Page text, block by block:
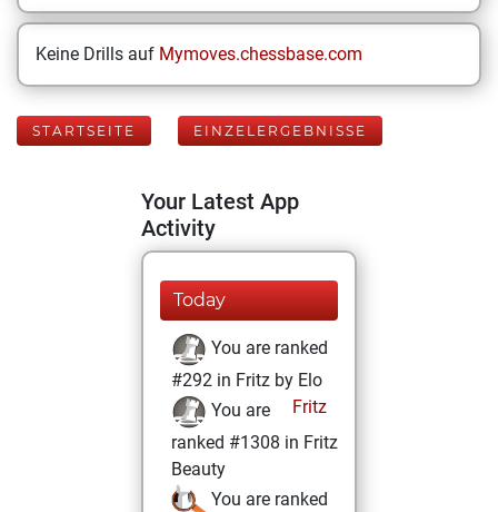
Keine Drills auf Mymoves.chessbase.com
STARTSEITE EINZELERGEBNISSE
Your Latest App
Activity
Today
You are ranked
#292 in Fritz by Elo
Fritz
You are
ranked #1308 in Fritz
Beauty
You are ranked